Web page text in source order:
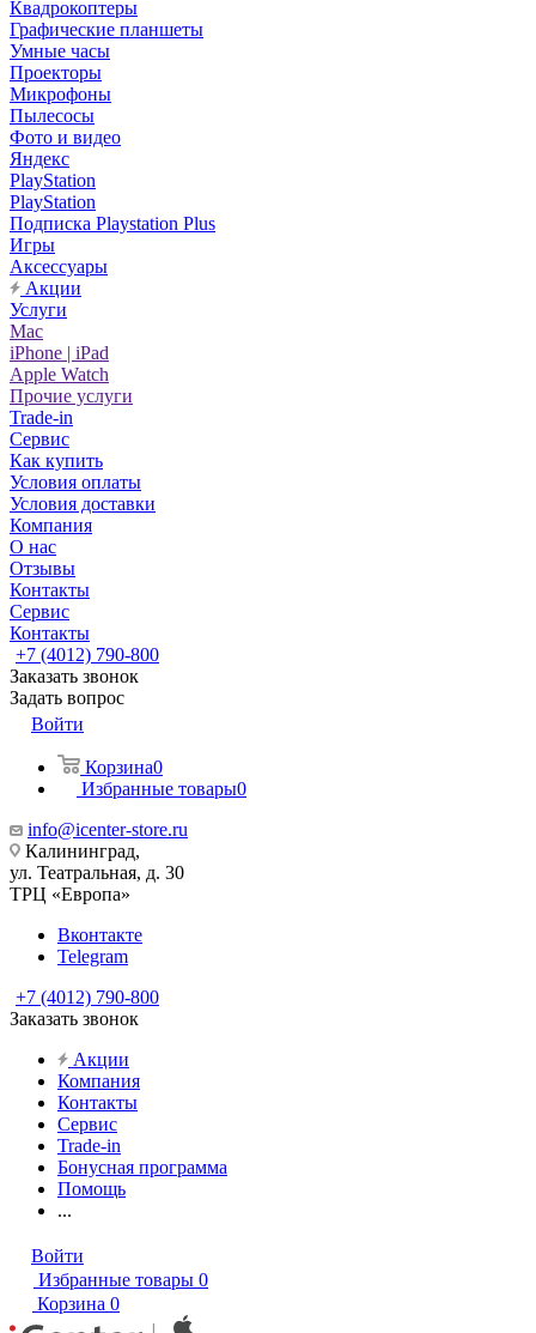
Квадрокоптеры
Графические планшеты
Умные часы
Проекторы
Микрофоны
Пылесосы
Фото и видео
Яндекс
PlayStation
PlayStation
Подписка Playstation Plus
Игры
Аксессуары
Акции
Услуги
Mac
iPhone | iPad
Apple Watch
Прочие услуги
Trade-in
Сервис
Как купить
Условия оплаты
Условия доставки
Компания
О нас
Отзывы
Контакты
Сервис
Контакты
+7 (4012) 790-800
Заказать звонок
Задать вопрос
Войти
Корзина0
Избранные товары0
info@icenter-store.ru
Калининград,
ул. Театральная, д. 30
ТРЦ «Европа»
Вконтакте
Telegram
+7 (4012) 790-800
Заказать звонок
Акции
Компания
Контакты
Сервис
Trade-in
Бонусная программа
Помощь
...
Войти
Избранные товары 0
Корзина 0